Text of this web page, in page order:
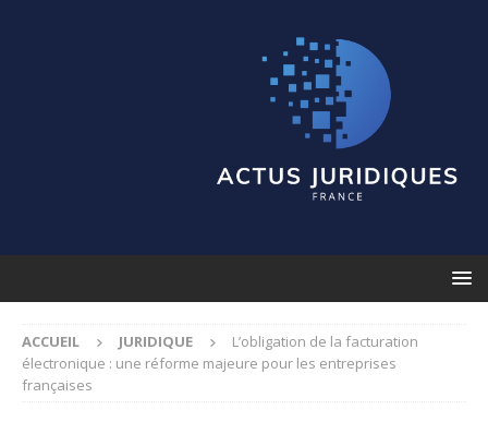
ACCUEIL JURIDIQUE
L’obligation de la facturation
électronique : une réforme majeure pour les entreprises
françaises